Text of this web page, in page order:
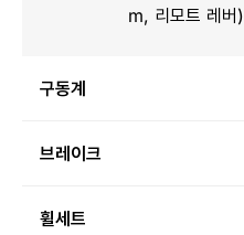
m, 리모트 레버)
구동계
브레이크
휠세트